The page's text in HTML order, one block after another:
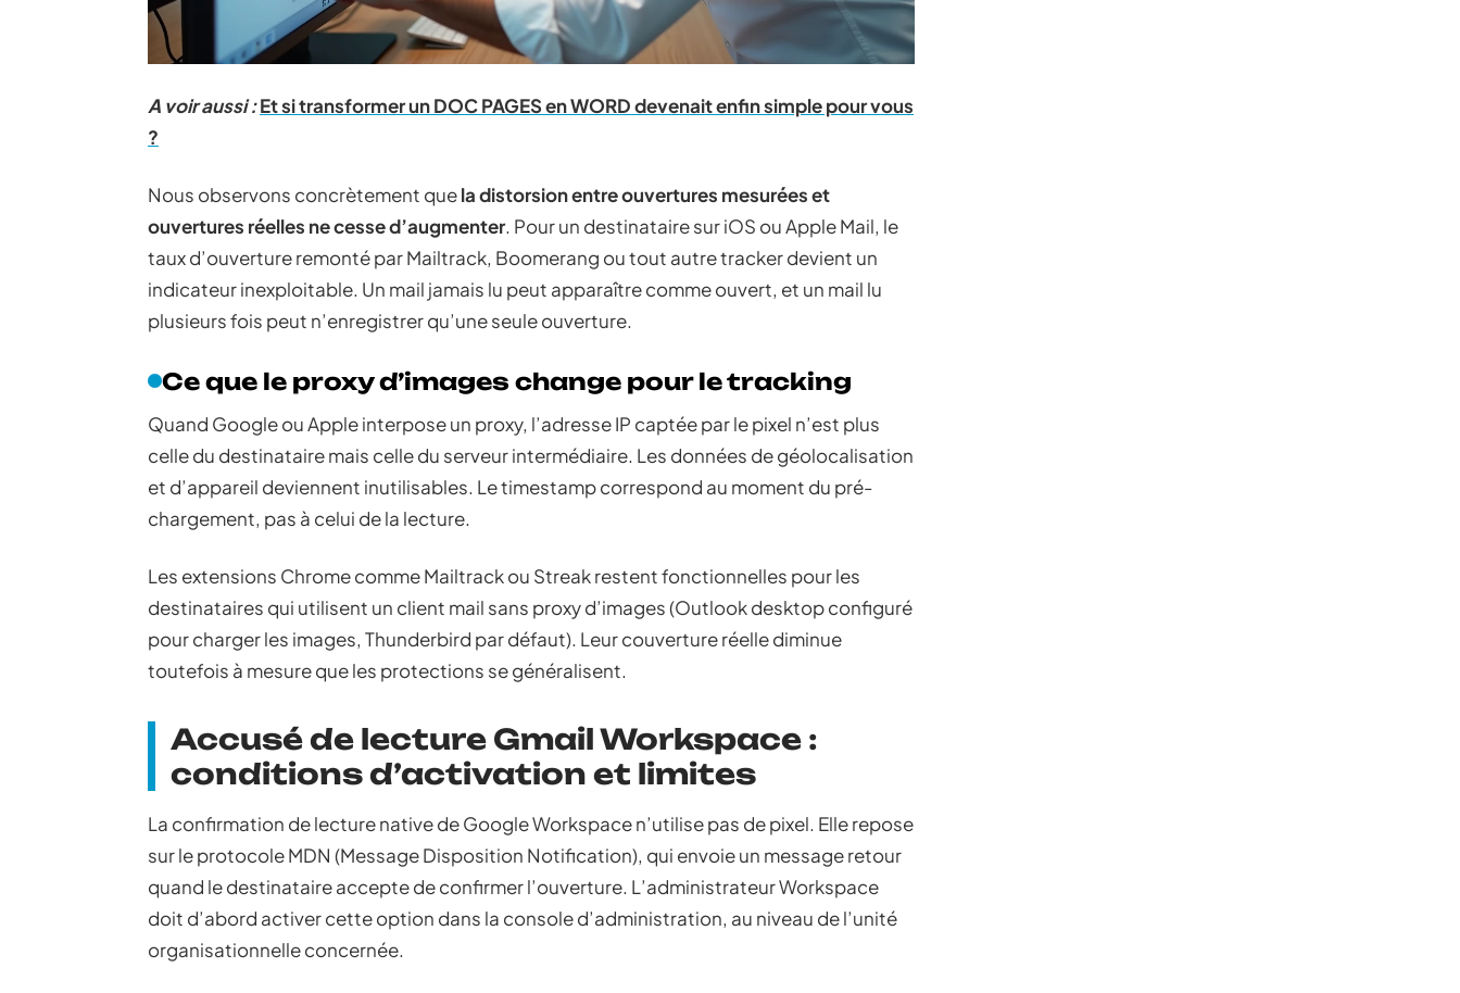
A voir aussi :Et si transformer un DOC PAGES en WORD devenait enfin simple pour vous
?
Nous observons concrètement quela distorsion entre ouvertures mesurées et
ouvertures réelles ne cesse d’augmenter. Pour un destinataire sur iOS ou Apple Mail, le
taux d’ouverture remonté par Mailtrack, Boomerang ou tout autre tracker devient un
indicateur inexploitable. Un mail jamais lu peut apparaître comme ouvert, et un mail lu
plusieurs fois peut n’enregistrer qu’une seule ouverture.
Ce que le proxy d’images change pour le tracking
Quand Google ou Apple interpose un proxy, l’adresse IP captée par le pixel n’est plus
celle du destinataire mais celle du serveur intermédiaire. Les données de géolocalisation
et d’appareil deviennent inutilisables. Le timestamp correspond au moment du pré-
chargement, pas à celui de la lecture.
Les extensions Chrome comme Mailtrack ou Streak restent fonctionnelles pour les
destinataires qui utilisent un client mail sans proxy d’images (Outlook desktop configuré
pour charger les images, Thunderbird par défaut). Leur couverture réelle diminue
toutefois à mesure que les protections se généralisent.
Accusé de lecture Gmail Workspace :
conditions d’activation et limites
La confirmation de lecture native de Google Workspace n’utilise pas de pixel. Elle repose
sur le protocole MDN (Message Disposition Notification), qui envoie un message retour
quand le destinataire accepte de confirmer l’ouverture. L’administrateur Workspace
doit d’abord activer cette option dans la console d’administration, au niveau de l’unité
organisationnelle concernée.